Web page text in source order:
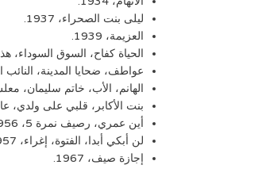
ليلى بنت الصحراء، 1937.
العزيمة، 1939.
الحياة كفاح، السوق السوداء، هذا
عواطف، ضحايا المدينة، النائب
الهانم، الأب، خاتم سليمان، معلش
بنت الأكابر، قلبي على ولدي،
أين عمري، رصيف نمرة 5، 1956.
لن أبكي أبدا، الفتوة، إغراء، 1957.
إجازة صيف، 1967.